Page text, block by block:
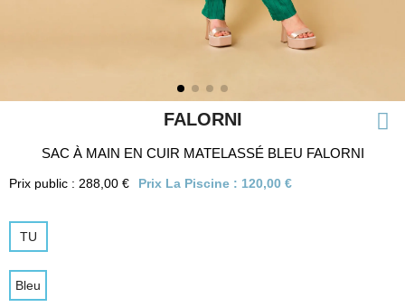
FALORNI
SAC À MAIN EN CUIR MATELASSÉ BLEU FALORNI
Prix public : 288,00 € Prix La Piscine : 120,00 €
TU
Bleu